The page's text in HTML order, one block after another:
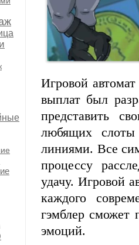
Игровой
выплат был
представить
любящих
линиями. Все
процессу
удачу. Игровой
каждого
гэмблер сможет
эмоций.